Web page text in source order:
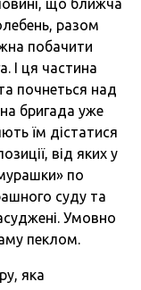
разом
побачити
І ця частина
почнеться над
бригада уже
їм дістатися
від яких у
по
суду та
Умовно
пеклом.
яка